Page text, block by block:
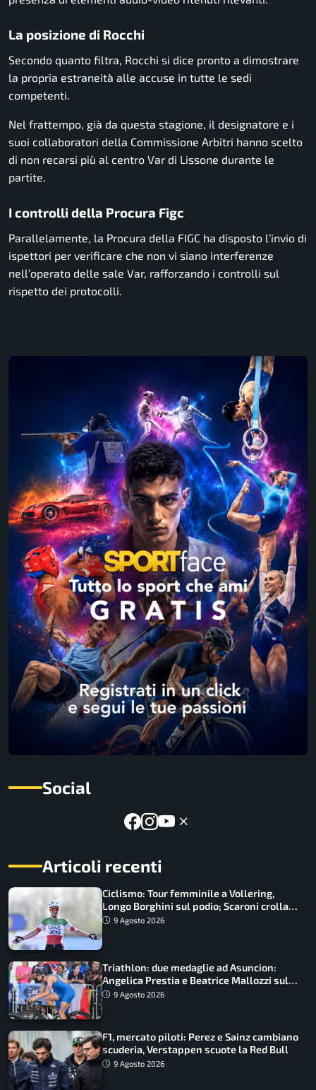
La posizione di Rocchi
Secondo quanto filtra, Rocchi si dice pronto a dimostrare
la propria estraneità alle accuse in tutte le sedi
competenti.
Nel frattempo, già da questa stagione, il designatore e i
suoi collaboratori della Commissione Arbitri hanno scelto
di non recarsi più al centro Var di Lissone durante le
partite.
I controlli della Procura Figc
Parallelamente, la Procura della FIGC ha disposto l’invio di
ispettori per verificare che non vi siano interferenze
nell’operato delle sale Var, rafforzando i controlli sul
rispetto dei protocolli.
Social
Articoli recenti
Ciclismo: Tour femminile a Vollering,
Longo Borghini sul podio; Scaroni crolla
in Polonia
9 Agosto 2026
Triathlon: due medaglie ad Asuncion:
Angelica Prestia e Beatrice Mallozzi sul
podio
9 Agosto 2026
F1, mercato piloti: Perez e Sainz cambiano
scuderia, Verstappen scuote la Red Bull
9 Agosto 2026